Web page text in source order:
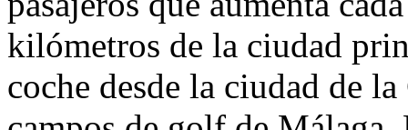
kilómetros de la ciudad
coche desde la ciudad de